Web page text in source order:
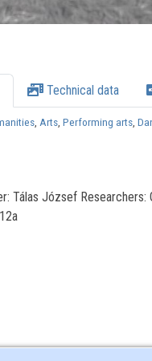
Technical data
,Arts,Performing arts,
Tálas József Researchers: